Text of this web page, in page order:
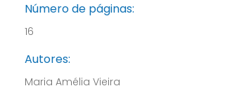
Número de páginas:
16
Autores:
Maria Amélia Vieira